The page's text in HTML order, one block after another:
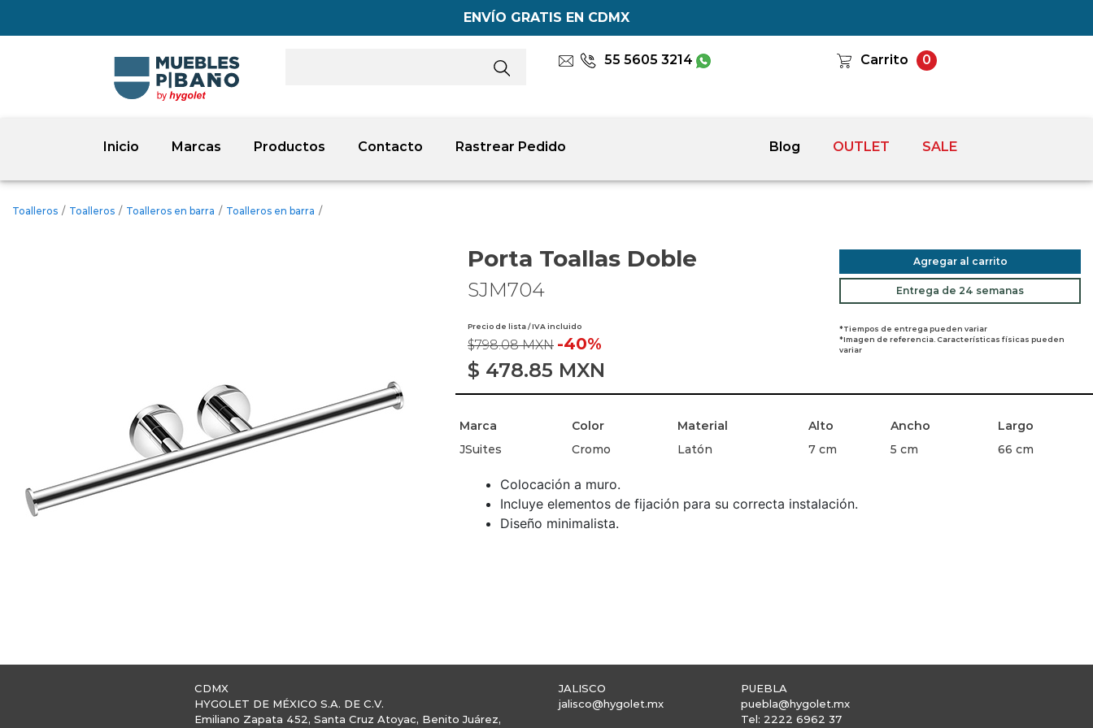
ENVÍO GRATIS EN CDMX
55 5605 3214 Carrito 0
Inicio Marcas Productos Contacto Rastrear Pedido Blog OUTLET SALE
Toalleros / Toalleros / Toalleros en barra / Toalleros en barra /
Porta Toallas Doble
SJM704
Precio de lista / IVA incluido
$798.08 MXN -40%
$ 478.85 MXN
Agregar al carrito
Entrega de 24 semanas
*Tiempos de entrega pueden variar
*Imagen de referencia. Características físicas pueden
variar
Marca Color Material Alto Ancho
Largo
JSuites
Cromo Latón 7 cm 5 cm 66 cm
Colocación a muro.
Incluye elementos de fijación para su correcta instalación.
Diseño minimalista.
CDMX
HYGOLET DE MÉXICO S.A. DE C.V.
Emiliano Zapata 452, Santa Cruz Atoyac, Benito Juárez,
JALISCO
jalisco@hygolet.mx
PUEBLA
puebla@hygolet.mx
Tel: 2222 6962 37